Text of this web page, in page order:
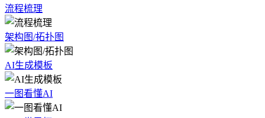
流程梳理
架构图/拓扑图
AI生成模板
一图看懂AI